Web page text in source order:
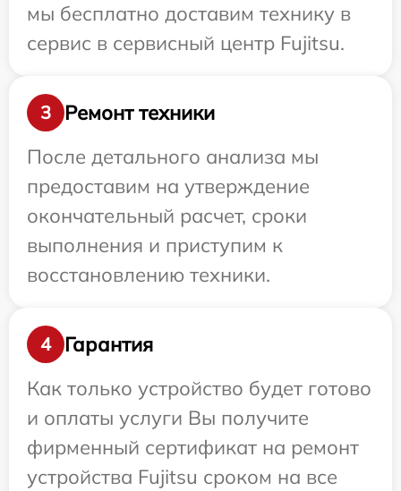
мы бесплатно доставим технику в
сервис в сервисный центр Fujitsu.
3
Ремонт техники
После детального анализа мы
предоставим на утверждение
окончательный расчет, сроки
выполнения и приступим к
восстановлению техники.
4
Гарантия
Как только устройство будет готово
и оплаты услуги Вы получите
фирменный сертификат на ремонт
устройства Fujitsu сроком на все